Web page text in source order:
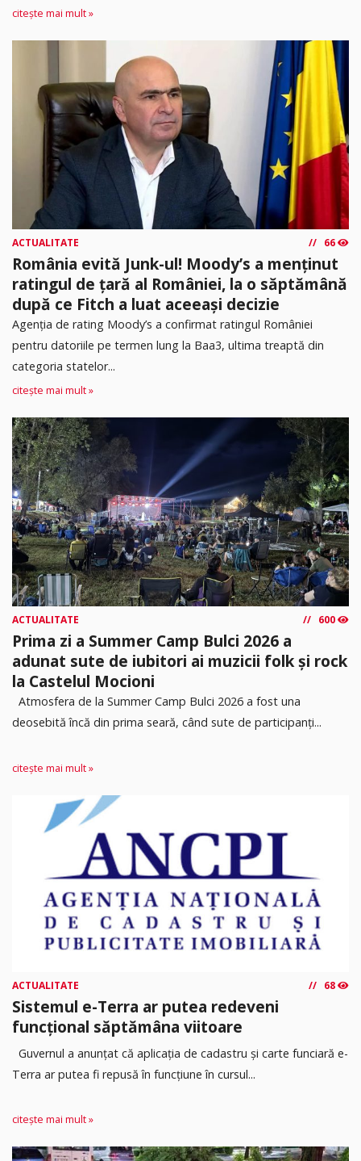
citește mai mult »
ACTUALITATE 66
România evită Junk-ul! Moody’s a menținut
ratingul de țară al României, la o săptămână
după ce Fitch a luat aceeași decizie
Agenția de rating Moody’s a confirmat ratingul României
pentru datoriile pe termen lung la Baa3, ultima treaptă din
categoria statelor...
citește mai mult »
ACTUALITATE 600
Prima zi a Summer Camp Bulci 2026 a
adunat sute de iubitori ai muzicii folk și rock
la Castelul Mocioni
Atmosfera de la Summer Camp Bulci 2026 a fost una
deosebită încă din prima seară, când sute de participanți...
citește mai mult »
ACTUALITATE 68
Sistemul e-Terra ar putea redeveni
funcțional săptămâna viitoare
Guvernul a anunțat că aplicația de cadastru și carte funciară e-
Terra ar putea fi repusă în funcțiune în cursul...
citește mai mult »